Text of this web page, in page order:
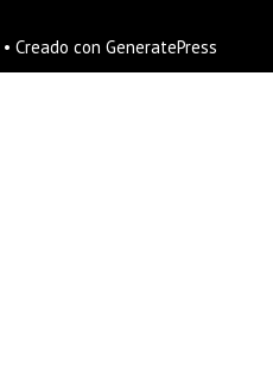
• Creado con GeneratePress